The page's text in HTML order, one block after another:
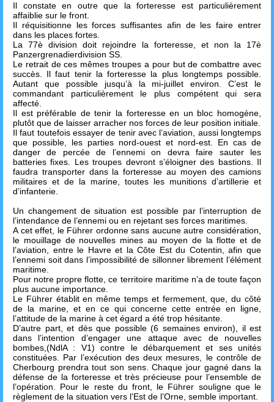
Il constate en outre que la forteresse est particulièrement
affaiblie sur le front.
Il réquisitionne les forces suffisantes afin de les faire entrer
dans les places fortes.
La 77è division doit rejoindre la forteresse, et non la 17è
Panzergrenadierdivision SS.
Le retrait de ces mêmes troupes a pour but de combattre avec
succès. Il faut tenir la forteresse la plus longtemps possible.
Autant que possible jusqu’à la mi-juillet environ. C’est le
commandant particulièrement le plus compétent qui sera
affecté.
Il est préférable de tenir la forteresse en un bloc homogène,
plutôt que de laisser arracher nos forces de leur position initiale.
Il faut toutefois essayer de tenir avec l’aviation, aussi longtemps
que possible, les parties nord-ouest et nord-est. En cas de
danger de percée de l’ennemi on devra faire sauter les
batteries fixes. Les troupes devront s’éloigner des bastions. Il
faudra transporter dans la forteresse au moyen des camions
militaires et de la marine, toutes les munitions d’artillerie et
d’infanterie.
Un changement de situation est possible par l’interruption de
l’intendance de l’ennemi ou en rejetant ses forces maritimes.
A cet effet, le Führer ordonne sans aucune autre considération,
le mouillage de nouvelles mines au moyen de la flotte et de
l’aviation, entre le Havre et la Côte Est du Cotentin, afin que
l’ennemi soit dans l’impossibilité de sillonner librement l’élément
maritime.
Pour notre propre flotte, ce territoire maritime n’a de toute façon
plus aucune importance.
Le Führer établit en même temps et fermement, que, du côté
de la marine, et en ce qui concerne cette entrée en ligne,
l’attitude de la marine à cet égard a été trop hésitante.
D’autre part, et dès que possible (6 semaines environ), il est
dans l’intention d’engager une attaque avec de nouvelles
bombes,(NdlA : V1) contre le débarquement et ses unités
constituées. Par l’exécution des deux mesures, le contrôle de
Cherbourg prendra tout son sens. Chaque jour gagné dans la
défense de la forteresse et très précieuse pour l’ensemble de
l’opération. Pour le reste du front, le Führer souligne que le
règlement de la situation vers l’Est de l’Orne, semble important.